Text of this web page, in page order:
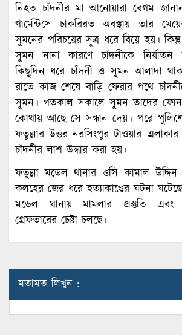
নিহত চাঁদনীর মা আনোয়ারা বেগম
গার্মেন্টসে চাকরিরত অবস্থায় তার
সুমনের পরিচয়ের সূত্র ধরে বিয়ে হয়।
সুমন নানা কারণে চাঁদনীকে
কিছুদিন ধরে চাঁদনী ও সুমন আলাদা
রাতে কাজ শেষে বাড়ি ফেরার পথে
সুমন। গতকাল সকালে সুমন তাদের ফোন
কোথায় আছে সে সন্ধান দেয়। পরে
ফতুল্লার উত্তর নরসিংপুর টাওয়ার
চাঁদনীর লাশ উদ্ধার করা হয়।
ফতুল্লা মডেল থানার ওসি কামাল উদ্দিন
কলহের জের ধরে হত্যাকাণ্ডের ঘটনা
মডেল থানায় মামলার প্রস্তুতি
গ্রেফতারের চেষ্টা চলছে।
মতামত লিখুন :